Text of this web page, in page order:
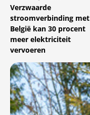
Verzwaarde
stroomverbinding met
België kan 30 procent
meer elektriciteit
vervoeren